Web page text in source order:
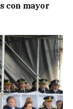
con mayor